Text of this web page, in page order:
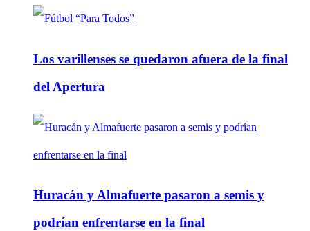
Los varillenses se quedaron afuera de la final
del Apertura
Huracán y Almafuerte pasaron a semis y
podrían enfrentarse en la final